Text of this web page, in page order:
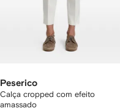
Peserico
Calça cropped com efeito
amassado